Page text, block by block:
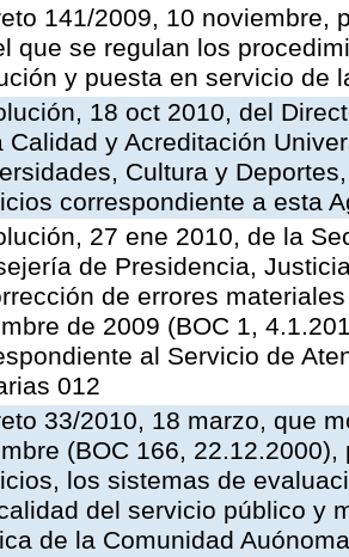
141/2009, 10 noviembre,
que se regulan los
y puesta en servicio de
18 oct 2010, del
Calidad y Acreditación
Cultura y
correspondiente a esta
27 ene 2010, de la
de Presidencia,
de errores
de 2009 (BOC 1,
al Servicio de
012
33/2010, 18 marzo, que
(BOC 166,
los sistemas de
del servicio público y
de la Comunidad